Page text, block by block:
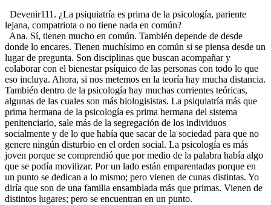
Devenir111. ¿La psiquiatría es prima de la psicología, pariente
lejana, compatriota o no tiene nada en común?
Ana. Sí, tienen mucho en común. También depende de desde
donde lo encares. Tienen muchísimo en común si se piensa desde un
lugar de pregunta. Son disciplinas que buscan acompañar y
colaborar con el bienestar psíquico de las personas con todo lo que
eso incluya. Ahora, si nos metemos en la teoría hay mucha distancia.
También dentro de la psicología hay muchas corrientes teóricas,
algunas de las cuales son más biologisistas. La psiquiatría más que
prima hermana de la psicología es prima hermana del sistema
penitenciario, sale más de la segregación de los individuos
socialmente y de lo que había que sacar de la sociedad para que no
genere ningún disturbio en el orden social. La psicología es más
joven porque se comprendió que por medio de la palabra había algo
que se podía movilizar. Por un lado están emparentadas porque en
un punto se dedican a lo mismo; pero vienen de cunas distintas. Yo
diría que son de una familia ensamblada más que primas. Vienen de
distintos lugares; pero se encuentran en un punto.